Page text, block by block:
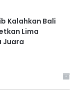
Kalahkan Bali
Lima
Juara